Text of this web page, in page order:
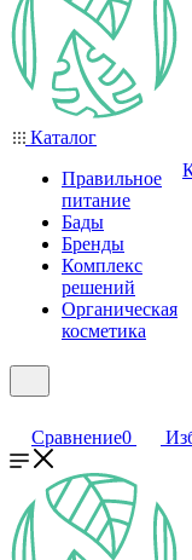
Каталог
Правильное
питание
Бады
Бренды
Комплекс
решений
Органическая
косметика
Сравнение0